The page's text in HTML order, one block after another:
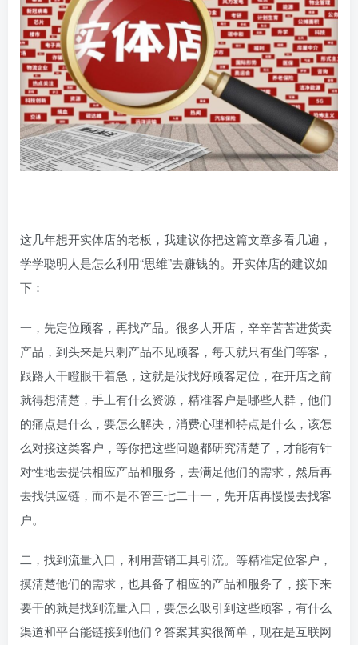
这几年想开实体店的老板，我建议你把这篇文章多看几遍，
学学聪明人是怎么利用“思维”去赚钱的。开实体店的建议如
下：
一，先定位顾客，再找产品。很多人开店，辛辛苦苦进货卖
产品，到头来是只剩产品不见顾客，每天就只有坐门等客，
跟路人干瞪眼干着急，这就是没找好顾客定位，在开店之前
就得想清楚，手上有什么资源，精准客户是哪些人群，他们
的痛点是什么，要怎么解决，消费心理和特点是什么，该怎
么对接这类客户，等你把这些问题都研究清楚了，才能有针
对性地去提供相应产品和服务，去满足他们的需求，然后再
去找供应链，而不是不管三七二十一，先开店再慢慢去找客
户。
二，找到流量入口，利用营销工具引流。等精准定位客户，
摸清楚他们的需求，也具备了相应的产品和服务了，接下来
要干的就是找到流量入口，要怎么吸引到这些顾客，有什么
渠道和平台能链接到他们？答案其实很简单，现在是互联网